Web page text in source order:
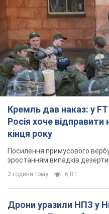
Кремль дав наказ: у FT
Росія хоче відправити
кінця року
Посилення примусового
зростанням випадків
2 години тому 6,8 т.
Дрони уразили НПЗ у